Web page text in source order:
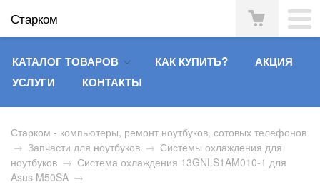
Старком
КАТАЛОГ ТОВАРОВ КАК КУПИТЬ?
АКЦИЯ
УСЛУГИ
КОНТАКТЫ
Старком - компьютеры, ремонт ноутбуков, сотовых телефонов
→ Запчасти для ноутбуков → Системы охлаждения для
ноутбуков → Система охлаждения 13GNLS1AM010-1 для
Asus M50SA →